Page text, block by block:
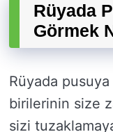
Rüyada
Görmek
Rüyada
birilerinin size
sizi